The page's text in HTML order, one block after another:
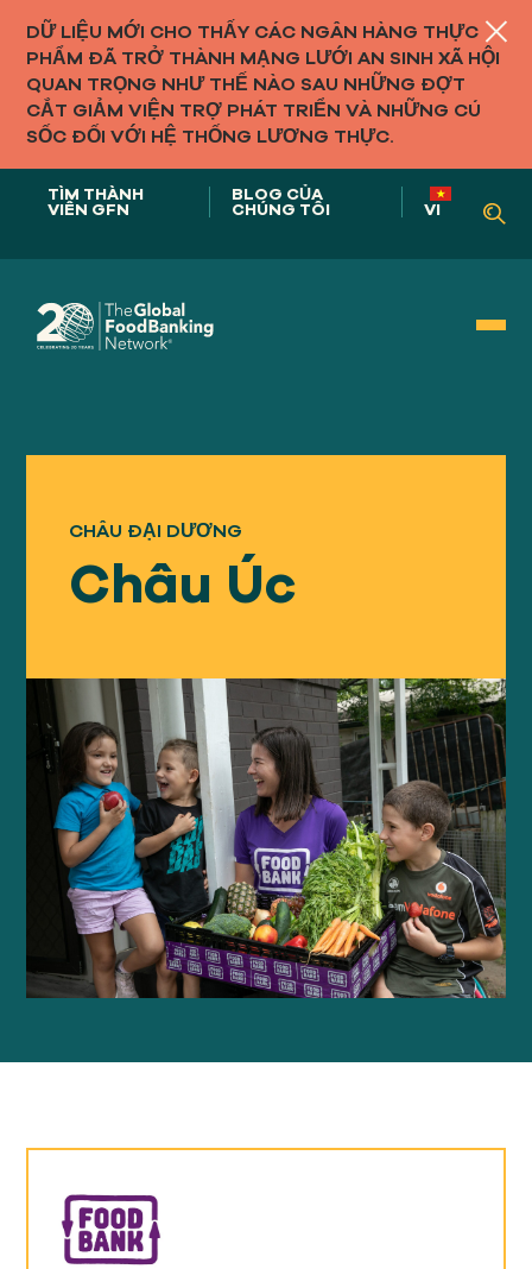
DỮ LIỆU MỚI CHO THẤY CÁC NGÂN HÀNG THỰC
PHẨM ĐÃ TRỞ THÀNH MẠNG LƯỚI AN SINH XÃ HỘI
QUAN TRỌNG NHƯ THẾ NÀO SAU NHỮNG ĐỢT
CẮT GIẢM VIỆN TRỢ PHÁT TRIỂN VÀ NHỮNG CÚ
SỐC ĐỐI VỚI HỆ THỐNG LƯƠNG THỰC.
TÌM THÀNH
VIÊN GFN
BLOG CỦA
CHÚNG TÔI VI
Của chúng tôi
TIẾP CẬN
Về
GFN
Ủng hộ
NHIỆM VỤ CỦA CHÚNG TA
QUYÊN TẶNG
CHÂU ĐẠI DƯƠNG
Châu Úc